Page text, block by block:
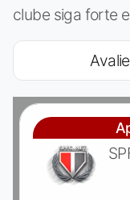
clube siga forte